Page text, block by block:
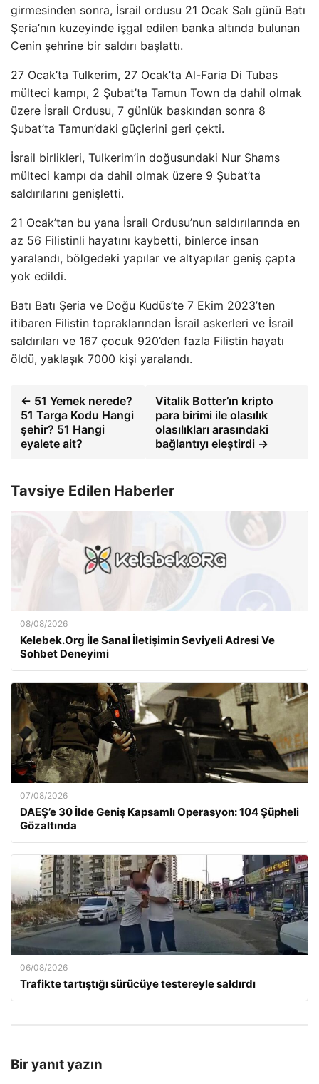
girmesinden sonra, İsrail ordusu 21 Ocak Salı günü Batı
Şeria’nın kuzeyinde işgal edilen banka altında bulunan
Cenin şehrine bir saldırı başlattı.
27 Ocak’ta Tulkerim, 27 Ocak’ta Al-Faria Di Tubas
mülteci kampı, 2 Şubat’ta Tamun Town da dahil olmak
üzere İsrail Ordusu, 7 günlük baskından sonra 8
Şubat’ta Tamun’daki güçlerini geri çekti.
İsrail birlikleri, Tulkerim’in doğusundaki Nur Shams
mülteci kampı da dahil olmak üzere 9 Şubat’ta
saldırılarını genişletti.
21 Ocak’tan bu yana İsrail Ordusu’nun saldırılarında en
az 56 Filistinli hayatını kaybetti, binlerce insan
yaralandı, bölgedeki yapılar ve altyapılar geniş çapta
yok edildi.
Batı Batı Şeria ve Doğu Kudüs’te 7 Ekim 2023’ten
itibaren Filistin topraklarından İsrail askerleri ve İsrail
saldırıları ve 167 çocuk 920’den fazla Filistin hayatı
öldü, yaklaşık 7000 kişi yaralandı.
← 51 Yemek nerede?
51 Targa Kodu Hangi
şehir? 51 Hangi
eyalete ait?
Vitalik Botter’ın kripto
para birimi ile olasılık
olasılıkları arasındaki
bağlantıyı eleştirdi →
Tavsiye Edilen Haberler
08/08/2026
Kelebek.Org İle Sanal İletişimin Seviyeli Adresi Ve
Sohbet Deneyimi
07/08/2026
DAEŞ’e 30 İlde Geniş Kapsamlı Operasyon: 104 Şüpheli
Gözaltında
06/08/2026
Trafikte tartıştığı sürücüye testereyle saldırdı
Bir yanıt yazın